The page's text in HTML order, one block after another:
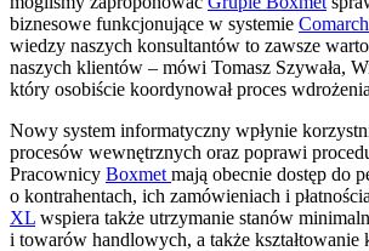
biznesowe funkcjonujące w systemie
wiedzy naszych konsultantów to zawsze
naszych klientów – mówi Tomasz Szywała,
który osobiście koordynował proces
Nowy system informatyczny wpłynie
procesów wewnętrznych oraz poprawi
Pracownicy Boxmet mają obecnie dostęp do
o kontrahentach, ich zamówieniach i
XL wspiera także utrzymanie stanów
i towarów handlowych, a także